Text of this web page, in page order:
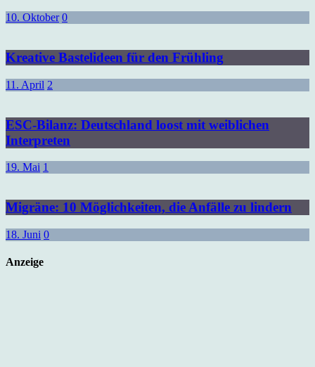
10. Oktober 0
Kreative Bastelideen für den Frühling
11. April 2
ESC-Bilanz: Deutschland loost mit weiblichen
Interpreten
19. Mai 1
Migräne: 10 Möglichkeiten, die Anfälle zu lindern
18. Juni 0
Anzeige